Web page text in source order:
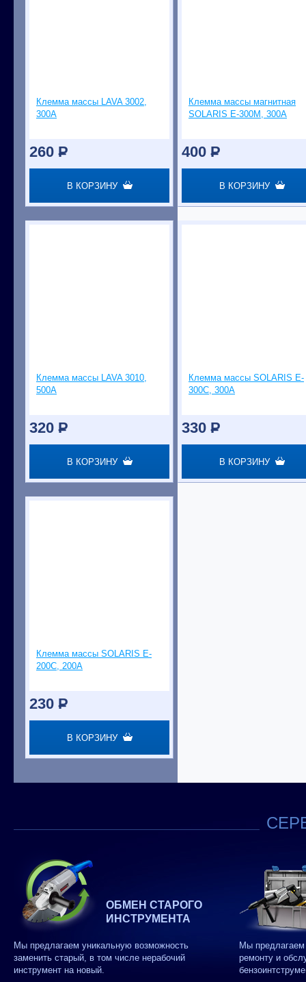
Клемма массы LAVA 3002,
300А
260 P
В КОРЗИНУ
Клемма массы магнитная
SOLARIS E-300M, 300А
400 P
В КОРЗИНУ
Клемма массы LAVA 3010,
500А
320 P
В КОРЗИНУ
Клемма массы SOLARIS E-
300C, 300А
330 P
В КОРЗИНУ
Клемма массы SOLARIS E-
200C, 200А
230 P
В КОРЗИНУ
ОБМЕН СТАРОГО
ИНСТРУМЕНТА
Мы предлагаем уникальную возможность
заменить старый, в том числе нерабочий
инструмент на новый.
Мы
ремонту и